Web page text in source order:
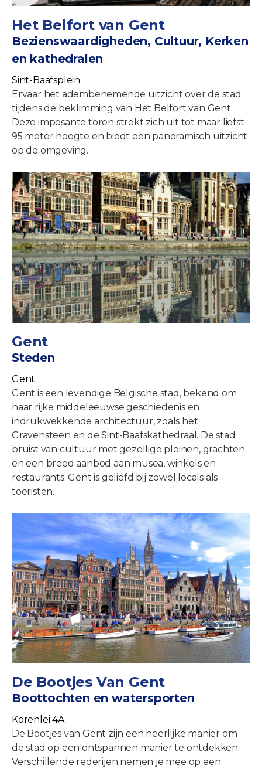
Het Belfort van Gent
Bezienswaardigheden, Cultuur, Kerken
en kathedralen
Sint-Baafsplein
Ervaar het adembenemende uitzicht over de stad
tijdens de beklimming van Het Belfort van Gent.
Deze imposante toren strekt zich uit tot maar liefst
95 meter hoogte en biedt een panoramisch uitzicht
op de omgeving.
Gent
Steden
Gent
Gent is een levendige Belgische stad, bekend om
haar rijke middeleeuwse geschiedenis en
indrukwekkende architectuur, zoals het
Gravensteen en de Sint-Baafskathedraal. De stad
bruist van cultuur met gezellige pleinen, grachten
en een breed aanbod aan musea, winkels en
restaurants. Gent is geliefd bij zowel locals als
toeristen.
De Bootjes Van Gent
Boottochten en watersporten
Korenlei 4A
De Bootjes van Gent zijn een heerlijke manier om
de stad op een ontspannen manier te ontdekken.
Verschillende rederijen nemen je mee op een